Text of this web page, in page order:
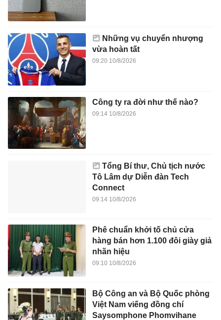
Những vụ chuyển nhượng
vừa hoàn tất
09:20 10/8/2026
Công ty ra đời như thế nào?
09:14 10/8/2026
Tổng Bí thư, Chủ tịch nước
Tô Lâm dự Diễn đàn Tech
Connect
09:14 10/8/2026
Phê chuẩn khởi tố chủ cửa
hàng bán hơn 1.100 đôi giày giả
nhãn hiệu
09:10 10/8/2026
Bộ Công an và Bộ Quốc phòng
Việt Nam viếng đồng chí
Saysomphone Phomvihane